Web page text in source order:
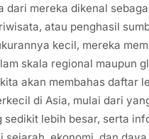
dari mereka dikenal
atau penghasil
kecil, mereka
skala regional maupun
akan membahas daftar
di Asia, mulai dari
sedikit lebih besar, serta